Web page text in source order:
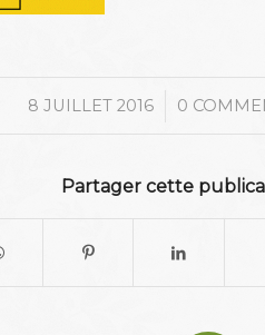
8 JUILLET 2016
/ 0
Partager cette